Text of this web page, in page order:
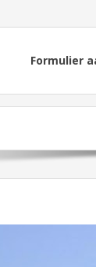
Formulier